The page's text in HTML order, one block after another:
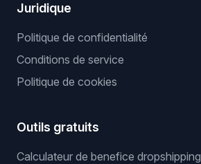
Juridique
Politique de confidentialité
Conditions de service
Politique de cookies
Outils gratuits
Calculateur de benefice dropshipping